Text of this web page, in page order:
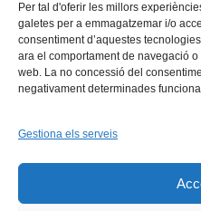
Per tal d'oferir les millors
galetes per a emmagatzemar i/o
consentiment d’aquestes
ara el comportament de navegació
web. La no concessió del
negativament determinades
Gestiona els serveis
INICI QUI